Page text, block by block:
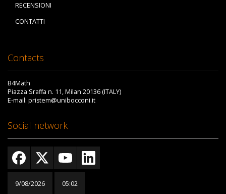
RECENSIONI
CONTATTI
Contacts
B4Math
Piazza Sraffa n. 11, Milan 20136 (ITALY)
E-mail: pristem@unibocconi.it
Social network
9/08/2026 05:02